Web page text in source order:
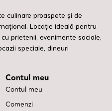
culinare proaspete și de
Locație ideală pentru
prietenii, evenimente sociale,
speciale, dineuri
Contul meu
Contul meu
Comenzi